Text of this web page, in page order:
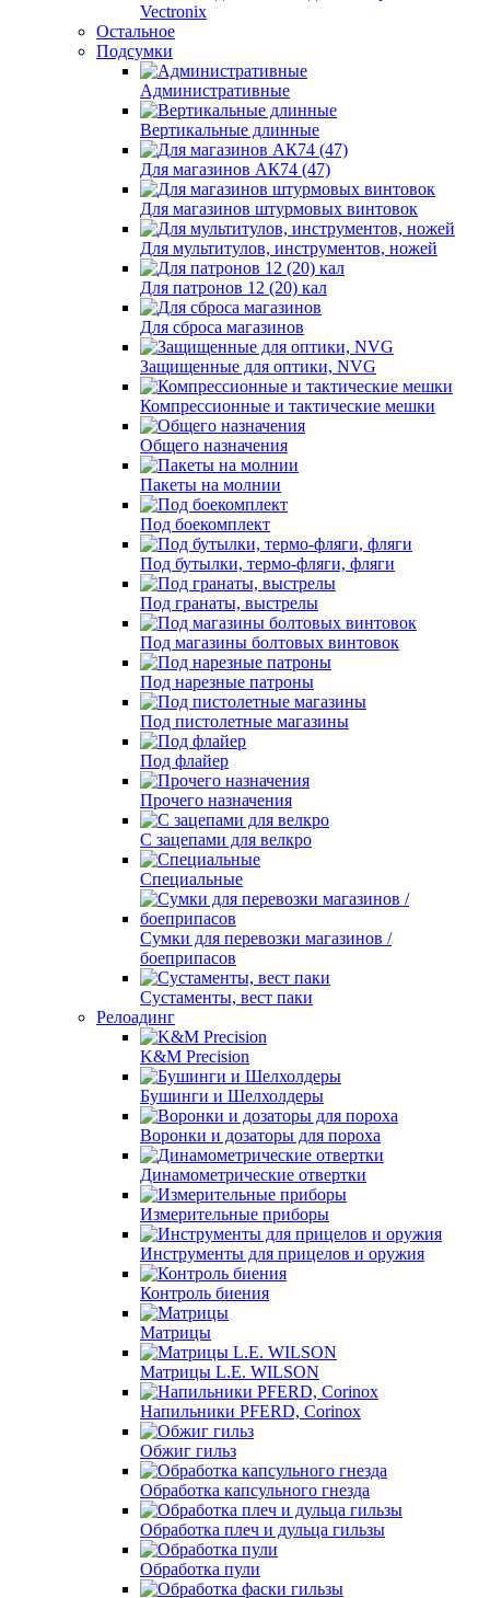
Vectronix
Остальное
Подсумки
Административные
Вертикальные длинные
Для магазинов АК74 (47)
Для магазинов штурмовых винтовок
Для мультитулов, инструментов, ножей
Для патронов 12 (20) кал
Для сброса магазинов
Защищенные для оптики, NVG
Компрессионные и тактические мешки
Общего назначения
Пакеты на молнии
Под боекомплект
Под бутылки, термо-фляги, фляги
Под гранаты, выстрелы
Под магазины болтовых винтовок
Под нарезные патроны
Под пистолетные магазины
Под флайер
Прочего назначения
С зацепами для велкро
Специальные
Сумки для перевозки магазинов /
боеприпасов
Сустаменты, вест паки
Релоадинг
K&M Precision
Бушинги и Шелхолдеры
Воронки и дозаторы для пороха
Динамометрические отвертки
Измерительные приборы
Инструменты для прицелов и оружия
Контроль биения
Матрицы
Матрицы L.E. WILSON
Напильники PFERD, Corinox
Обжиг гильз
Обработка капсульного гнезда
Обработка плеч и дульца гильзы
Обработка пули